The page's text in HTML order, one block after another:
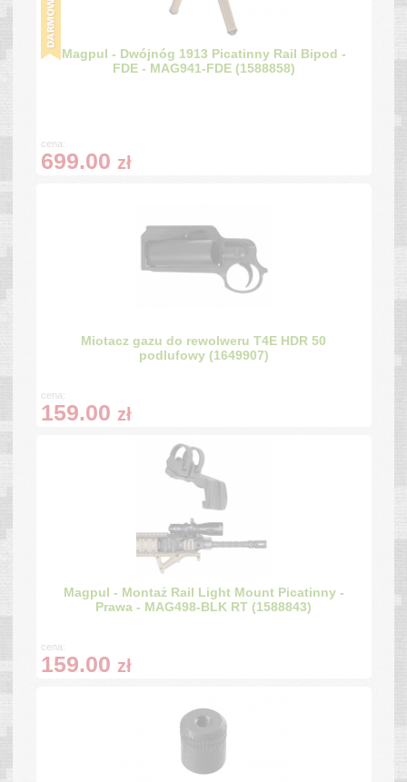
Magpul - Dwójnóg 1913 Picatinny Rail Bipod -
FDE - MAG941-FDE (1588858)
cena:
699.00 zł
Miotacz gazu do rewolweru T4E HDR 50
podlufowy (1649907)
cena:
159.00 zł
Magpul - Montaż Rail Light Mount Picatinny -
Prawa - MAG498-BLK RT (1588843)
cena:
159.00 zł